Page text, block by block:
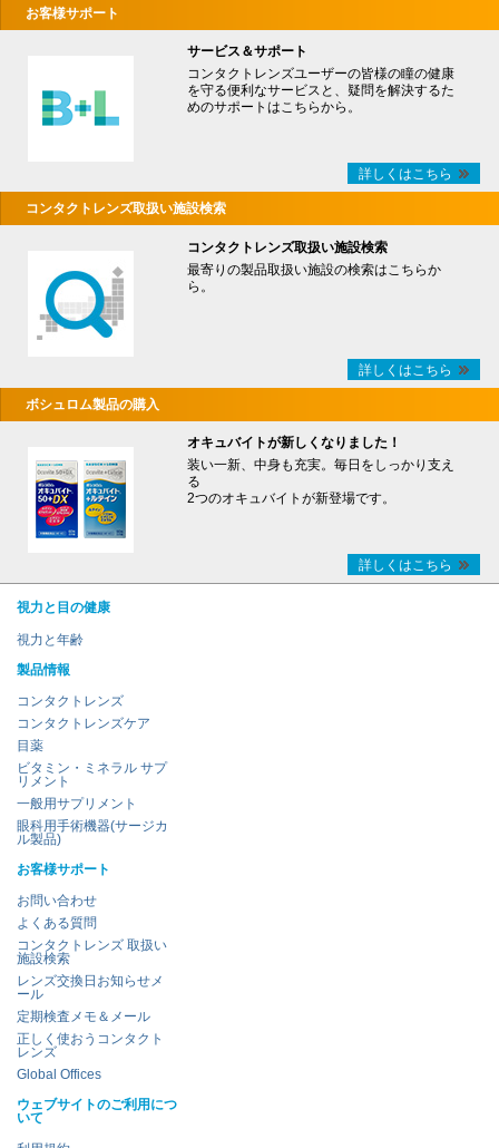
お客様サポート
サービス＆サポート
コンタクトレンズユーザーの皆様の瞳の健康
を守る便利なサービスと、疑問を解決するた
めのサポートはこちらから。
詳しくはこちら
コンタクトレンズ取扱い施設検索
コンタクトレンズ取扱い施設検索
最寄りの製品取扱い施設の検索はこちらか
ら。
詳しくはこちら
ボシュロム製品の購入
オキュバイトが新しくなりました！
装い一新、中身も充実。毎日をしっかり支え
る
2つのオキュバイトが新登場です。
詳しくはこちら
視力と目の健康
視力と年齢
製品情報
コンタクトレンズ
コンタクトレンズケア
目薬
ビタミン・ミネラル サプ
リメント
一般用サプリメント
眼科用手術機器(サージカ
ル製品)
お客様サポート
お問い合わせ
よくある質問
コンタクトレンズ 取扱い
施設検索
レンズ交換日お知らせメ
ール
定期検査メモ＆メール
正しく使おうコンタクト
レンズ
Global Offices
ウェブサイトのご利用につ
いて